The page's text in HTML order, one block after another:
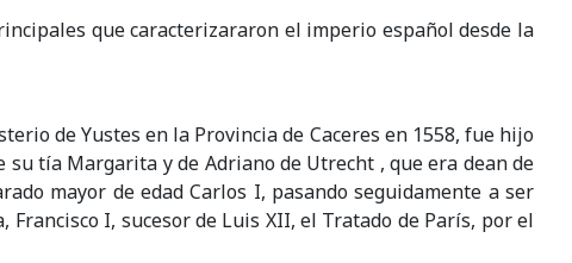
que caracterizararon el imperio español desde la
de Yustes en la Provincia de Caceres en 1558, fue hijo
tía Margarita y de Adriano de Utrecht , que era dean de
mayor de edad Carlos I, pasando seguidamente a ser
I, sucesor de Luis XII, el Tratado de París, por el